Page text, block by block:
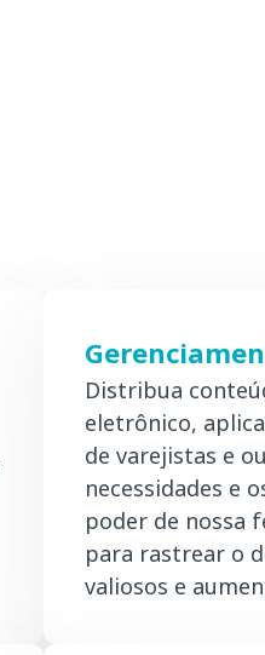
Distribua
eletrônico,
de varejistas e
necessidades e
poder de nossa
para rastrear o
valiosos e